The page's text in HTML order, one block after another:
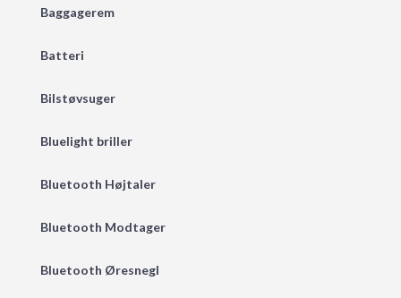
Baggagerem
Batteri
Bilstøvsuger
Bluelight briller
Bluetooth Højtaler
Bluetooth Modtager
Bluetooth Øresnegl